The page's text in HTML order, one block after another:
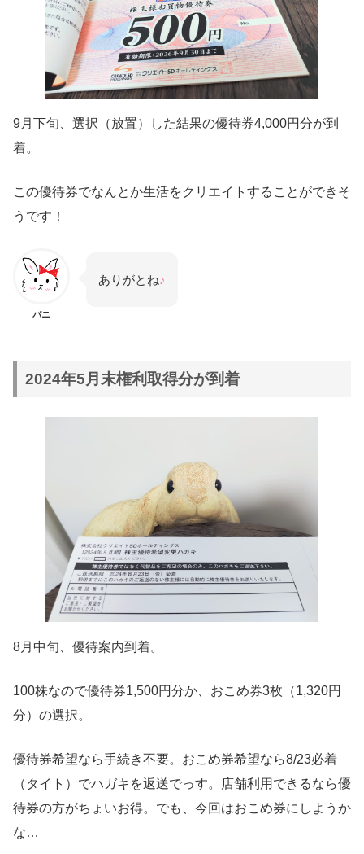
9月下旬、選択（放置）した結果の優待券4,000円分が到
着。
この優待券でなんとか生活をクリエイトすることができそ
うです！
バニ
ありがとね♪
2024年5月末権利取得分が到着
8月中旬、優待案内到着。
100株なので優待券1,500円分か、おこめ券3枚（1,320円
分）の選択。
優待券希望なら手続き不要。おこめ券希望なら8/23必着
（タイト）でハガキを返送でっす。店舗利用できるなら優
待券の方がちょいお得。でも、今回はおこめ券にしようか
な…